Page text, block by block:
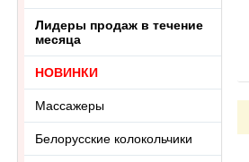
Лидеры продаж в течение
месяца
НОВИНКИ
Массажеры
Белорусские колокольчики